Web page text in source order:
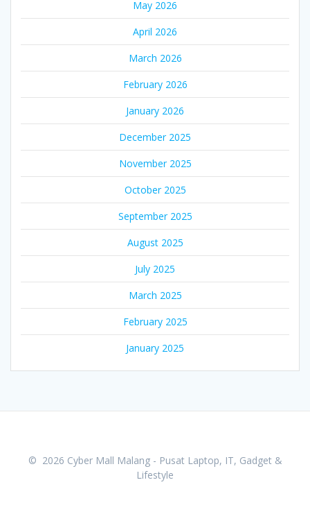
May 2026
April 2026
March 2026
February 2026
January 2026
December 2025
November 2025
October 2025
September 2025
August 2025
July 2025
March 2025
February 2025
January 2025
© 2026 Cyber Mall Malang - Pusat Laptop, IT, Gadget &
Lifestyle